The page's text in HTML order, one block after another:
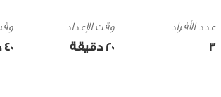
3
وقت الإعداد
20 ‎دقيقة
40 ‎دقيقة